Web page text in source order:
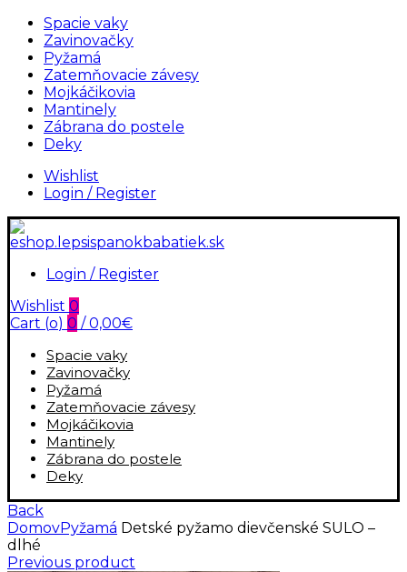
Spacie vaky
Zavinovačky
Pyžamá
Zatemňovacie závesy
Mojkáčikovia
Mantinely
Zábrana do postele
Deky
Wishlist
Login / Register
Login / Register
Wishlist 0
Cart (o) 0 / 0,00€
Spacie vaky
Zavinovačky
Pyžamá
Zatemňovacie závesy
Mojkáčikovia
Mantinely
Zábrana do postele
Deky
Back
DomovPyžamá Detské pyžamo dievčenské SULO –
dlhé
Previous product